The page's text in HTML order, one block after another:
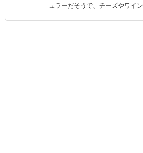
ュラーだそうで、チーズやワイン